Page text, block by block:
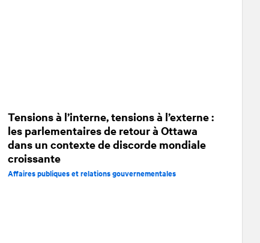
Tensions à l’interne, tensions à l’externe :
les parlementaires de retour à Ottawa
dans un contexte de discorde mondiale
croissante
Affaires publiques et relations gouvernementales